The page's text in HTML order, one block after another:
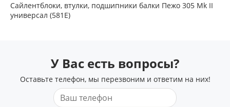
Сайлентблоки, втулки, подшипники балки Пежо 305 Mk II
универсал (581E)
У Вас есть вопросы?
Оставьте телефон, мы перезвоним и ответим на них!